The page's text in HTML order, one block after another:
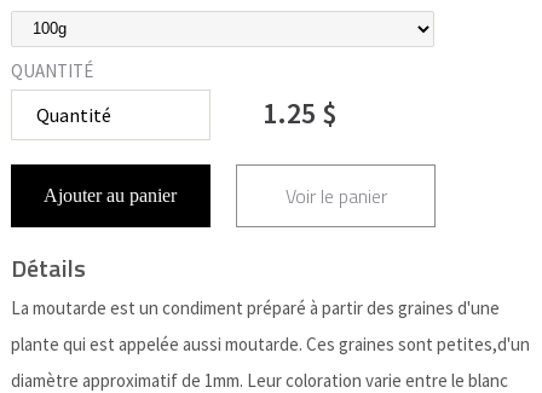
QUANTITÉ
1.25 $
Ajouter au panier Voir le panier
Détails
La moutarde est un condiment préparé à partir des graines d'une
plante qui est appelée aussi moutarde. Ces graines sont petites,d'un
diamètre approximatif de 1mm. Leur coloration varie entre le blanc